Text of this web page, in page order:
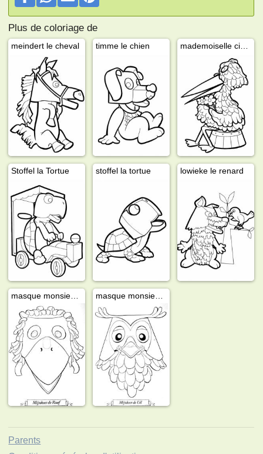
Plus de coloriage de
meindert le cheval timme le chien
Stoffel la Tortue stoffel la tortue lowieke le renard
Parents